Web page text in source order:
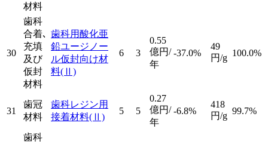
材料
30
歯科
合着､
充填
及び
仮封
材料
歯科用酸化亜
鉛ユージノー
ル仮封向け材
料(Ⅱ)
6 3
0.55
億円/
年
-37.0%
49
円/g 100.0%
31
歯冠
材料
歯科レジン用
接着材料(Ⅱ)
5 5
0.27
億円/
年
-6.8%
418
円/g 99.7%
歯科